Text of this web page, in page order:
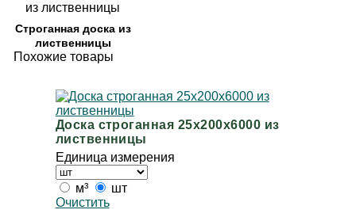
Строганная доска из
лиственницы
Похожие товары
Доска строганная 25х200х6000 из
лиственницы
Единица измерения
м³
шт
Очистить